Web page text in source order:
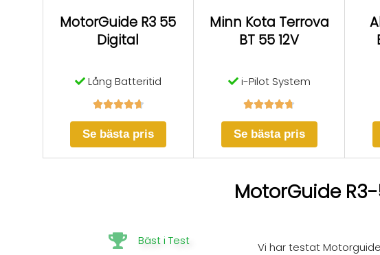
MotorGuide R3 55
Digital
Lång Batteritid

Se bästa pris
Minn Kota Terrova
BT 55 12V
i-Pilot System

Se bästa pris
MotorGuide
Bäst i Test
Vi har testat